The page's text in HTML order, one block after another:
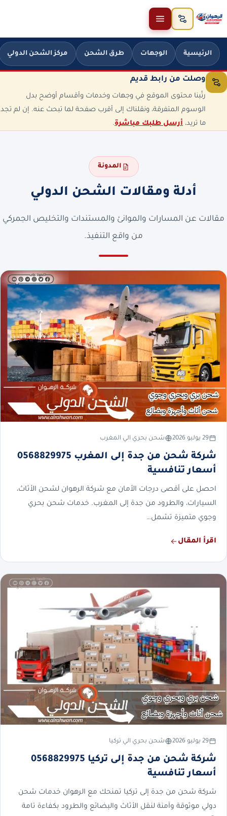
تخطَّ إلى المحتوى
الرئيسية الوجهات طرق الشحن مركز الشحن الدولي
وصلت من رابط قديم
رتّبنا محتوى الموقع في وجهات وخدمات وأقسام أوضح بدل
الوسوم المتفرقة، ونقلناك إلى أقرب صفحة لما تبحث عنه. إن لم تجد
ما تريد، أرسل طلبك مباشرة.
المدونة
أدلة ومقالات الشحن الدولي
مقالات عن المسارات والموانئ والمستندات والتخليص الجمركي
من واقع التنفيذ.
29 يوليو 2026 شحن بحري الي المغرب
شركة شحن من جدة إلى المغرب 0568829975
أسعار تنافسية
احصل على أقصى درجات الأمان مع شركة الرهوان لشحن الأثاث،
السيارات، والطرود من جدة إلى المغرب. خدمات شحن بحري
وجوي متميزة تشمل…
اقرأ المقال
29 يوليو 2026 شحن بحري الي تركيا
شركة شحن من جدة إلى تركيا 0568829975
أسعار تنافسية
شركة شحن من جدة إلى تركيا تمنحك مع الرهوان خدمات شحن
دولي موثوقة وآمنة لنقل الأثاث والبضائع والطرود بكفاءة تامة